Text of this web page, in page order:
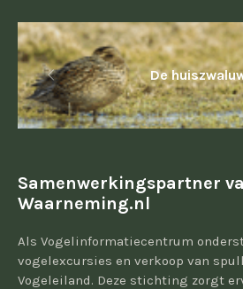
De
Samenwerkingspartner
Waarneming.nl
Als Vogelinformatiecentrum
vogelexcursies en verkoop van
Vogeleiland. Deze stichting zorgt